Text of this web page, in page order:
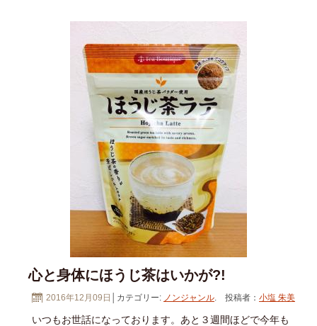
心と身体にほうじ茶はいかが?!
2016年12月09日 │カテゴリー: ノンジャンル. 投稿者： 小塩 朱美
いつもお世話になっております。あと３週間ほどで今年も